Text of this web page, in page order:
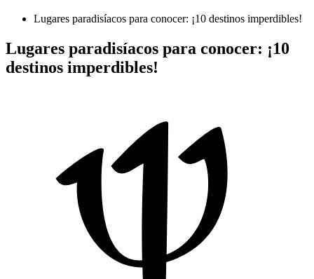
Lugares paradisíacos para conocer: ¡10 destinos imperdibles!
Lugares paradisíacos para conocer: ¡10
destinos imperdibles!